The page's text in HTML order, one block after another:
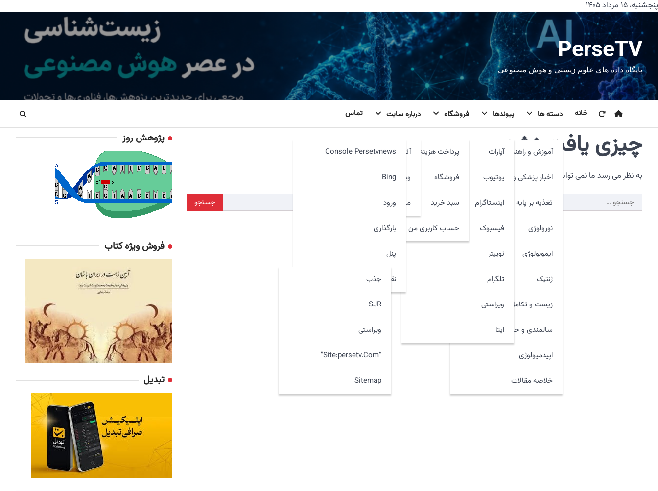
پرش
محتوا
پنجشنبه، ۱۵ مرداد ۱۴۰۵
PerseTV
پایگاه داده های علوم زیستی و هوش مصنوعی
خانه دسته ها
آموزش و راهنما
اخبار پزشکی و فنآوری
تغذیه بر پایه شواهد
نورولوژی
ایمونولوژی
ژنتیک
زیست و تکامل
سالمندی و جوان سازی
اپیدمیولوژی
خلاصه مقالات
پیوندها
آپارات
یوتیوب
اینستاگرام
فیسبوک
توییتر
تلگرام
ویراستی
ایتا
فروشگاه
پرداخت هزینه
فروشگاه
سبد خرید
حساب کاربری من
درباره سایت
آئین نامهConsole Persetvnews
Bing
ورود
بارگذاری
پنل
نقشه سایت
جذب
SJR
ویراستی
“site:persetv.com”
Sitemap
وبمیل
مدیر سایت
تماس
چیزی یافت نشد.
به نظر می رسد ما نمی توانیم آنچه شما به دنبال آن هستید را پیدا کنیم. شاید جستجو بتواند کمک کند.
جستجو
برای:
پژوهش روز
فروش ویژه کتاب
تبدیل